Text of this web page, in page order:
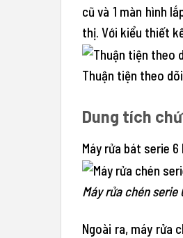
cũ và 1 màn hình
thị. Với kiểu thiết
Thuận tiện theo
Dung tích
Máy rửa bát serie
Máy rửa chén serie
Ngoài ra, máy rửa